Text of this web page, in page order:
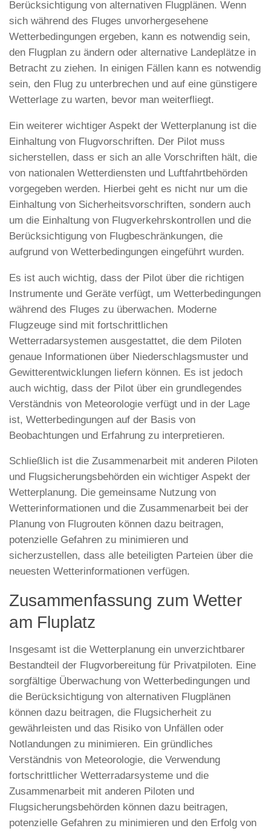
Berücksichtigung von alternativen Flugplänen. Wenn
sich während des Fluges unvorhergesehene
Wetterbedingungen ergeben, kann es notwendig sein,
den Flugplan zu ändern oder alternative Landeplätze in
Betracht zu ziehen. In einigen Fällen kann es notwendig
sein, den Flug zu unterbrechen und auf eine günstigere
Wetterlage zu warten, bevor man weiterfliegt.
Ein weiterer wichtiger Aspekt der Wetterplanung ist die
Einhaltung von Flugvorschriften. Der Pilot muss
sicherstellen, dass er sich an alle Vorschriften hält, die
von nationalen Wetterdiensten und Luftfahrtbehörden
vorgegeben werden. Hierbei geht es nicht nur um die
Einhaltung von Sicherheitsvorschriften, sondern auch
um die Einhaltung von Flugverkehrskontrollen und die
Berücksichtigung von Flugbeschränkungen, die
aufgrund von Wetterbedingungen eingeführt wurden.
Es ist auch wichtig, dass der Pilot über die richtigen
Instrumente und Geräte verfügt, um Wetterbedingungen
während des Fluges zu überwachen. Moderne
Flugzeuge sind mit fortschrittlichen
Wetterradarsystemen ausgestattet, die dem Piloten
genaue Informationen über Niederschlagsmuster und
Gewitterentwicklungen liefern können. Es ist jedoch
auch wichtig, dass der Pilot über ein grundlegendes
Verständnis von Meteorologie verfügt und in der Lage
ist, Wetterbedingungen auf der Basis von
Beobachtungen und Erfahrung zu interpretieren.
Schließlich ist die Zusammenarbeit mit anderen Piloten
und Flugsicherungsbehörden ein wichtiger Aspekt der
Wetterplanung. Die gemeinsame Nutzung von
Wetterinformationen und die Zusammenarbeit bei der
Planung von Flugrouten können dazu beitragen,
potenzielle Gefahren zu minimieren und
sicherzustellen, dass alle beteiligten Parteien über die
neuesten Wetterinformationen verfügen.
Zusammenfassung zum Wetter
am Fluplatz
Insgesamt ist die Wetterplanung ein unverzichtbarer
Bestandteil der Flugvorbereitung für Privatpiloten. Eine
sorgfältige Überwachung von Wetterbedingungen und
die Berücksichtigung von alternativen Flugplänen
können dazu beitragen, die Flugsicherheit zu
gewährleisten und das Risiko von Unfällen oder
Notlandungen zu minimieren. Ein gründliches
Verständnis von Meteorologie, die Verwendung
fortschrittlicher Wetterradarsysteme und die
Zusammenarbeit mit anderen Piloten und
Flugsicherungsbehörden können dazu beitragen,
potenzielle Gefahren zu minimieren und den Erfolg von